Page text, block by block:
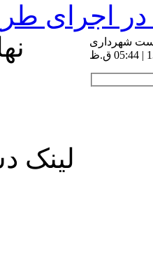
اجرای
شهرداری
لینک